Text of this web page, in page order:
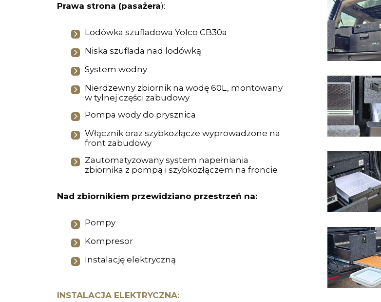
Prawa strona (pasażera):
Lodówka szufladowa Yolco CB30a
Niska szuflada nad lodówką
System wodny
Nierdzewny zbiornik na wodę 60L, montowany
w tylnej części zabudowy
Pompa wody do prysznica
Włącznik oraz szybkozłącze wyprowadzone na
front zabudowy
Zautomatyzowany system napełniania
zbiornika z pompą i szybkozłączem na froncie
Nad zbiornikiem przewidziano przestrzeń na:
Pompy
Kompresor
Instalację elektryczną
INSTALACJA ELEKTRYCZNA: